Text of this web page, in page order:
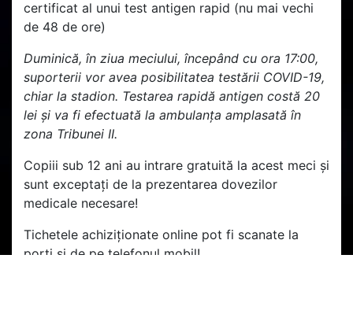
certificat al unui test antigen rapid (nu mai vechi
de 48 de ore)
Duminică, în ziua meciului, începând cu ora 17:00,
suporterii vor avea posibilitatea testării COVID-19,
chiar la stadion. Testarea rapidă antigen costă 20
lei și va fi efectuată la ambulanța amplasată în
zona Tribunei II.
Copiii sub 12 ani au intrare gratuită la acest meci și
sunt exceptați de la prezentarea dovezilor
medicale necesare!
Tichetele achiziționate online pot fi scanate la
porți și de pe telefonul mobil!